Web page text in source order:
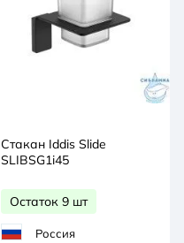
Стакан Iddis Slide
SLIBSG1i45
Остаток 9 шт
Россия